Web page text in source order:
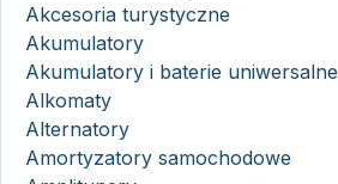
Akcesoria turystyczne
Akumulatory
Akumulatory i baterie uniwersalne
Alkomaty
Alternatory
Amortyzatory samochodowe